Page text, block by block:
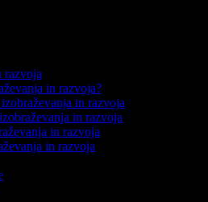
razvoja
in razvoja?
in razvoja
in razvoja
in razvoja
in razvoja